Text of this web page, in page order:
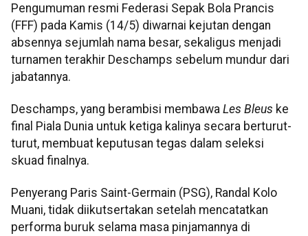
Pengumuman resmi Federasi Sepak Bola Prancis
(FFF) pada Kamis (14/5) diwarnai kejutan dengan
absennya sejumlah nama besar, sekaligus menjadi
turnamen terakhir Deschamps sebelum mundur dari
jabatannya.
Deschamps, yang berambisi membawa Les Bleus ke
final Piala Dunia untuk ketiga kalinya secara berturut-
turut, membuat keputusan tegas dalam seleksi
skuad finalnya.
Penyerang Paris Saint-Germain (PSG), Randal Kolo
Muani, tidak diikutsertakan setelah mencatatkan
performa buruk selama masa pinjamannya di